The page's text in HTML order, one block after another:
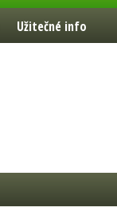
Užitečné info